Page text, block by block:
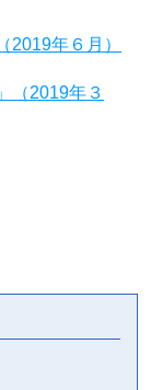
年６月）
（2019年３